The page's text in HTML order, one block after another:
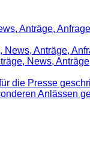
Anträge,
Anträge,
News,
die Presse
Anlässen